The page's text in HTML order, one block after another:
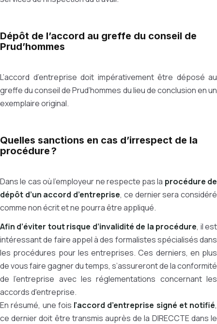
Dépôt de l’accord au greffe du conseil de
Prud’hommes
L’accord d’entreprise doit impérativement être déposé au
greffe du conseil de Prud’hommes du lieu de conclusion en un
exemplaire original.
Quelles sanctions en cas d’irrespect de la
procédure ?
Dans le cas où l’employeur ne respecte pas la procédure de
dépôt d’un accord d’entreprise, ce dernier sera considéré
comme non écrit et ne pourra être appliqué.
Afin d’éviter tout risque d’invalidité de la procédure, il est
intéressant de faire appel à des formalistes spécialisés dans
les procédures pour les entreprises. Ces derniers, en plus
de vous faire gagner du temps, s’assureront de la conformité
de l’entreprise avec les réglementations concernant les
accords d'entreprise.
En résumé, une fois l’accord d’entreprise signé et notifié,
ce dernier doit être transmis auprès de la DIRECCTE dans le